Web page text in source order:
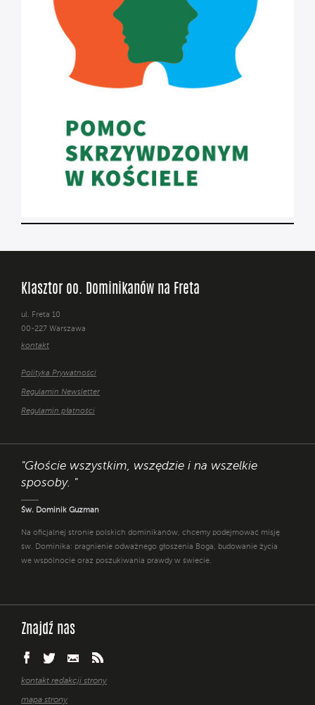
Klasztor oo. Dominikanów na Freta
ul. Freta 10
00-227 Warszawa
kontakt
Polityka Prywatności
Regulamin Newsletter
Regulamin płatności
"Głoście wszystkim, wszędzie i na wszelkie
sposoby. "
Św. Dominik Guzman
Na oficjalnej stronie polskich dominikanów, chcemy podejmować misję
św. Dominika: pragnienie odważnego głoszenia Boga, budowanie życia
we wspólnocie oraz poszukiwania prawdy w świecie.
Znajdź nas
kontakt redakcji strony
mapa strony